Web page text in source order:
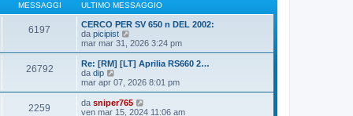
MESSAGGI ULTIMO MESSAGGIO
6197
CERCO PER SV 650 n DEL 2002:
da picipist
e
d
i
u
l
i
m
mar mar 31, 2026 3:24 pm
26792
Re: [RM] [LT] Aprilia RS660 2…
da dip
e
d
i
u
mar apr 07, 2026 8:01 pm
2259 da sniper765
e
ven mar 15, 2024 11:06 am